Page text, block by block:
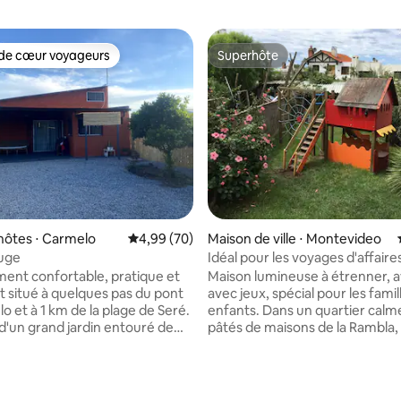
base de 76 commentaires : 4,88 sur 5
cœur voyageurs les plus appréciés
cœur voyageurs
⋅ Carmelo Évaluation moyenne sur la base de 70
4,99 (70)
confortable, pratique et
situé à quelques pas du pont
et à 1 km de la plage de Seré.
grand jardin entouré de
Superhôte
Superhôte
Maison de ville ⋅ Montevideo
Idéal pour les voyages
familles avec enfants
Maison lumineuse à étrenner,
avec jeux, spécial pour les
enfants. Dans un quartier
pâtés de maisons de la Rambla,